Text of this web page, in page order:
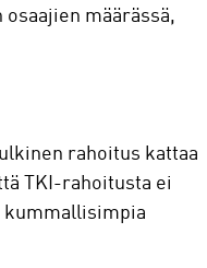
määrässä,
rahoitus kattaa
TKI-rahoitusta ei
kummallisimpia